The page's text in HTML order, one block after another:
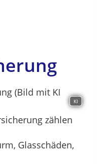
KI
zählen
Glasschäden,